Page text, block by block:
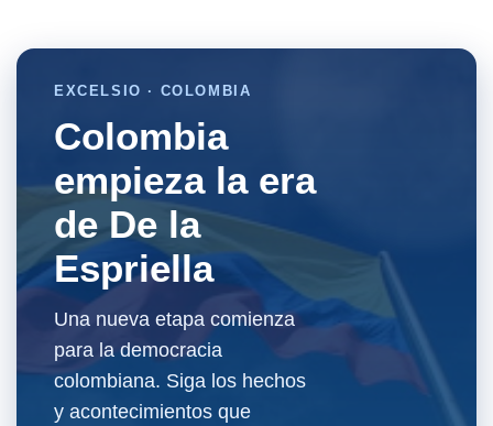
EXCELSIO · COLOMBIA
Colombia
empieza la era
de De la
Espriella
Una nueva etapa comienza
para la democracia
colombiana. Siga los hechos
y acontecimientos que